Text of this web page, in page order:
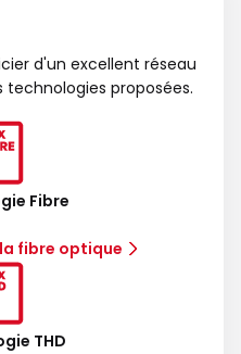
d'un excellent réseau
proposées.
Fibre
fibre optique
THD